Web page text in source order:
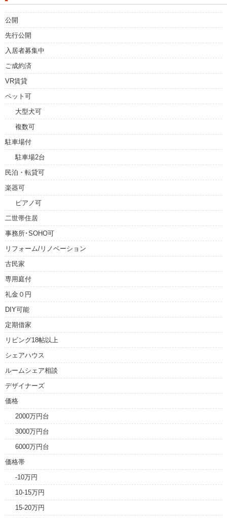
公開
先行公開
入居者募集中
ご成約済
VR賃貸
ペット可
大型犬可
複数可
駐車場付
駐車場2台
民泊・転貸可
楽器可
ピアノ可
二世帯住居
事務所･SOHO可
リフォーム/リノベーション
古民家
専用庭付
礼金０円
DIY可能
定期借家
リビング18帖以上
シェアハウス
ルームシェア相談
デザイナーズ
価格
2000万円台
3000万円台
6000万円台
価格帯
-10万円
10-15万円
15-20万円